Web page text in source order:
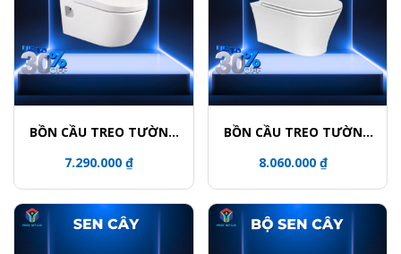
BỒN CẦU TREO TƯỜNG
7.290.000 ₫
BỒN CẦU TREO TƯỜNG
8.060.000 ₫